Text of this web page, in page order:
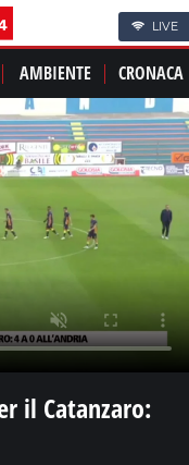
LIVE
AMBIENTE CRONACA
il Catanzaro: